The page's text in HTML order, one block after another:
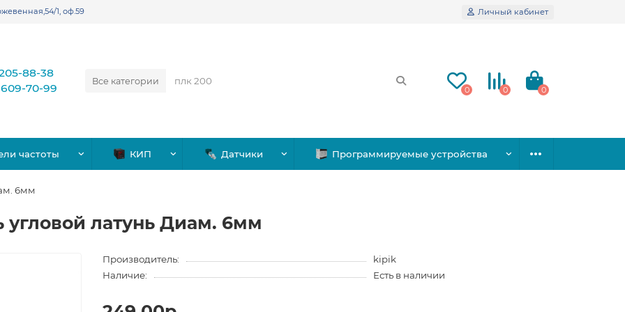
1, оф.59 Личный кабинет
Все категории
88-38
70-99
0 0 0
частоты КИП Датчики Программируемые устройства
6мм
латунь Диам. 6мм
Производитель:
kipik
Наличие:
Есть в наличии